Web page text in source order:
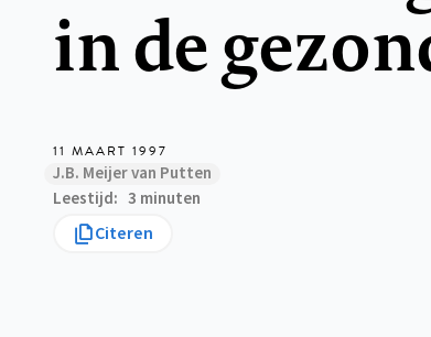
in de
11 MAART 1997
J.B. Meijer van Putten
Leestijd
3 minuten
Citeren